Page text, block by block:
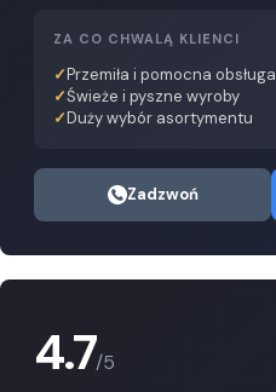
ZA CO CHWALĄ KLIENCI
Przemiła i pomocna obsługa
Świeże i pyszne wyroby
Duży wybór asortymentu
Zadzwoń
4.7/5